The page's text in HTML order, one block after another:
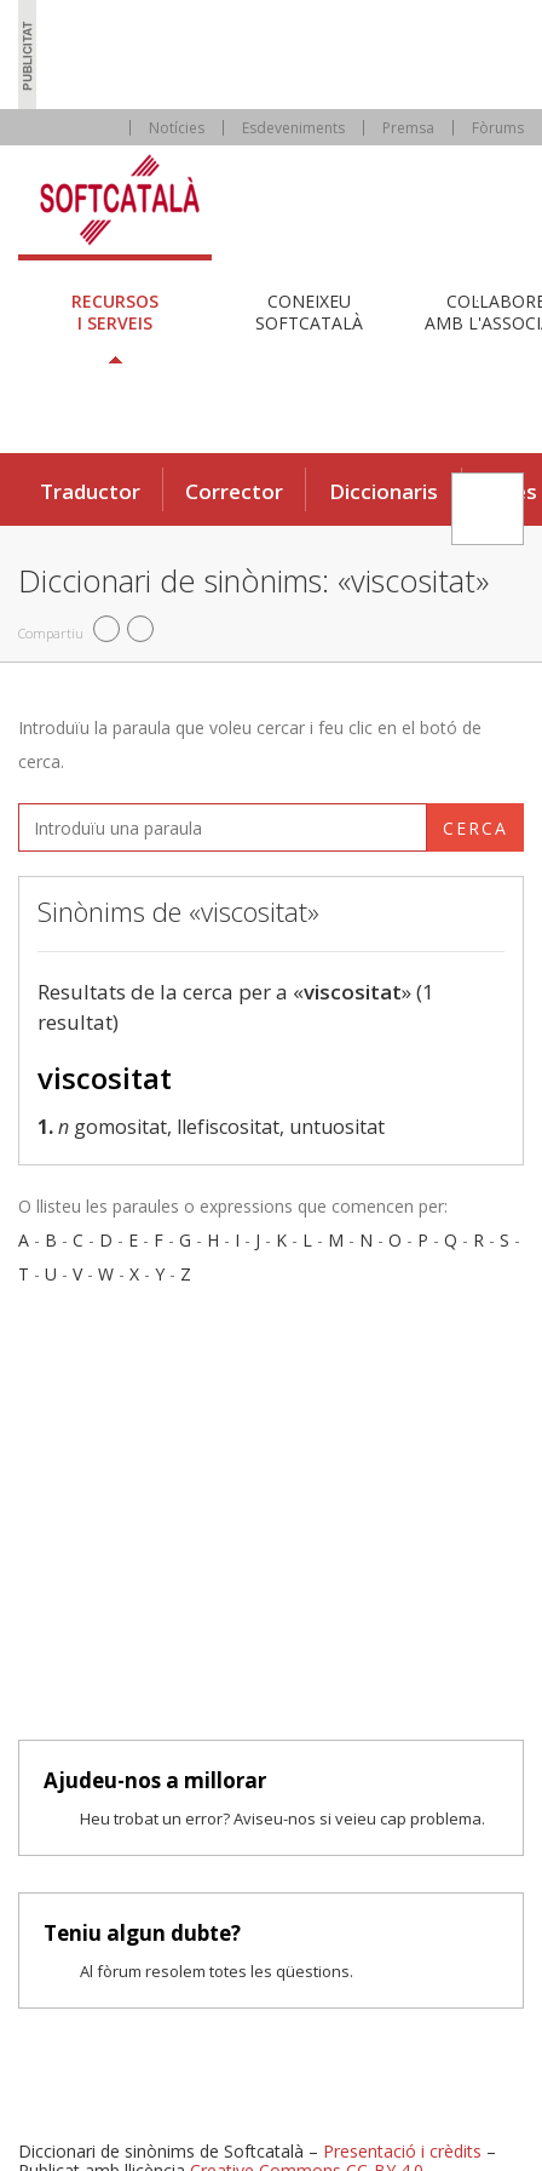
Notícies Esdeveniments Premsa Fòrums
RECURSOS
I SERVEIS
CONEIXEU
SOFTCATALÀ
AMB
Traductor Corrector Diccionaris Eines
Diccionari de sinònims: «viscositat»
Compartiu
Introduïu la paraula que voleu cercar i feu clic en el botó de
cerca.
CERCA
Sinònims de «viscositat»
Resultats de la cerca per a «viscositat» (1
resultat)
viscositat
1.n gomositat, llefiscositat, untuositat
O llisteu les paraules o expressions que comencen per:
A - B - C - D - E - F - G - H - I - J - K - L - M - N - O - P - Q - R - S -
T - U - V- W - X - Y - Z
Ajudeu-nos a millorar
Heu trobat un error? Aviseu-nos si veieu cap problema.
Teniu algun dubte?
Al fòrum resolem totes les qüestions.
Diccionari de sinònims de Softcatalà – Presentació i crèdits –